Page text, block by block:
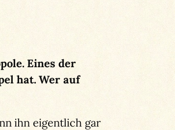
Eines der
hat. Wer auf
ihn eigentlich gar